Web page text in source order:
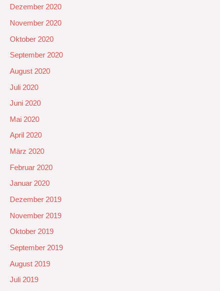
Dezember 2020
November 2020
Oktober 2020
September 2020
August 2020
Juli 2020
Juni 2020
Mai 2020
April 2020
März 2020
Februar 2020
Januar 2020
Dezember 2019
November 2019
Oktober 2019
September 2019
August 2019
Juli 2019